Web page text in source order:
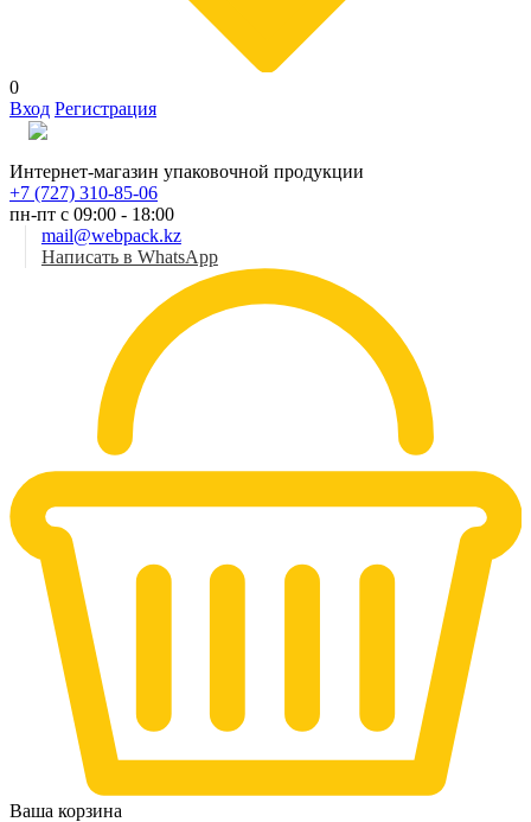
0
Вход Регистрация
Интернет-магазин упаковочной продукции
+7 (727) 310-85-06
пн-пт с 09:00 - 18:00
mail@webpack.kz
Написать в WhatsApp
Ваша корзина